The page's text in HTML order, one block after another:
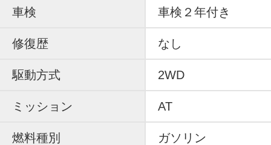
車検 車検２年付き
修復歴 なし
駆動方式 2WD
ミッション AT
燃料種別 ガソリン